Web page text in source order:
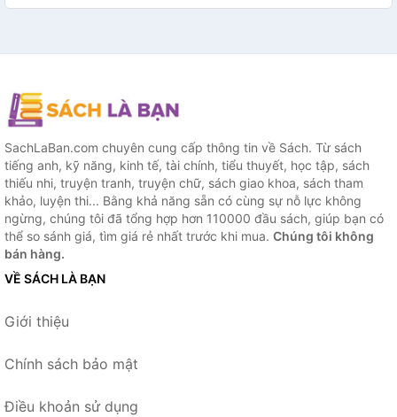
SachLaBan.com chuyên cung cấp thông tin về Sách. Từ sách
tiếng anh, kỹ năng, kinh tế, tài chính, tiểu thuyết, học tập, sách
thiếu nhi, truyện tranh, truyện chữ, sách giao khoa, sách tham
khảo, luyện thi... Bằng khả năng sẵn có cùng sự nỗ lực không
ngừng, chúng tôi đã tổng hợp hơn 110000 đầu sách, giúp bạn có
thể so sánh giá, tìm giá rẻ nhất trước khi mua. Chúng tôi không
bán hàng.
VỀ SÁCH LÀ BẠN
Giới thiệu
Chính sách bảo mật
Điều khoản sử dụng